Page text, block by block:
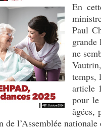
En
Paul
ne
temps,
article
pour le
âgées,
de l’Assemblée